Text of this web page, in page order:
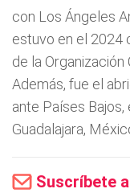
con Los Ángeles
estuvo en el 2024
de la
Además, fue el
ante Países
Guadalajara,
Suscríbete